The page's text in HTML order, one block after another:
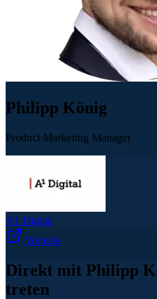
Philipp König
Product Marketing Manager
A1 Digital
Website
Direkt mit Philipp
treten